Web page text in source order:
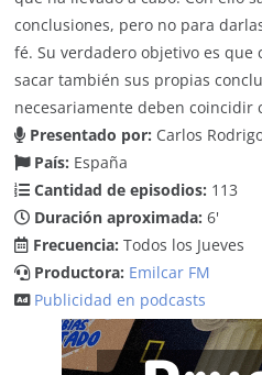
conclusiones, pero no para
fé. Su verdadero objetivo es que
sacar también sus propias
necesariamente deben coincidir
Presentado por: Carlos
País: España
Cantidad de episodios: 113
Duración aproximada: 6'
Frecuencia: Todos los Jueves
Productora: Emilcar FM
Publicidad en podcasts